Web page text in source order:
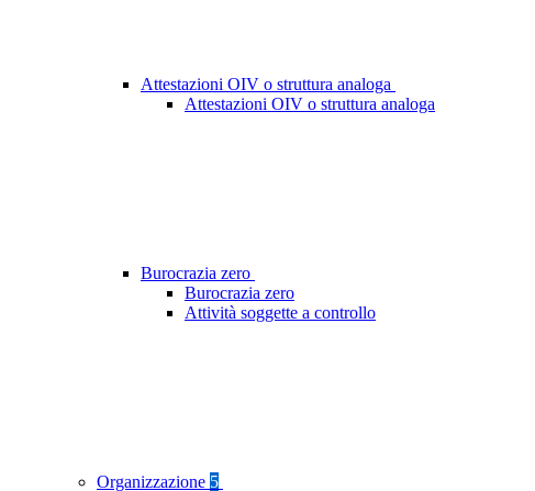
Attestazioni OIV o struttura analoga
Attestazioni OIV o struttura analoga
Burocrazia zero
Burocrazia zero
Attività soggette a controllo
Organizzazione 5